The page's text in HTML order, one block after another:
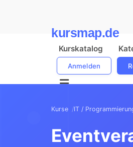
kursmap.de
Kurskatalog
Anmelden
Kurse IT /